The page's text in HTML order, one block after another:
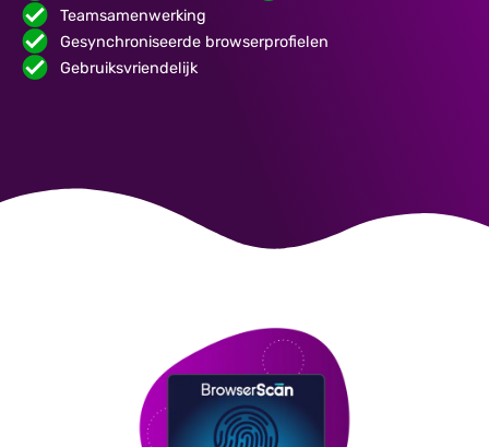
Teamsamenwerking
Gesynchroniseerde browserprofielen
Gebruiksvriendelijk